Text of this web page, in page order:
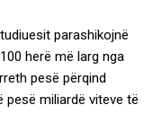
parashikojnë
herë më larg nga
pesë përqind
miliardë viteve të